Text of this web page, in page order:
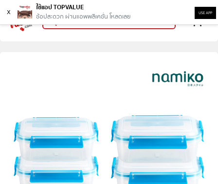
x
ใช้แอป TOPVALUE
ช้อปสะดวก ผ่านแอพพลิเคชั่น โหลดเลย
USE APP